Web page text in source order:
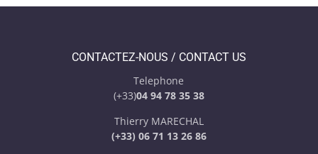
CONTACTEZ-NOUS / CONTACT US
Telephone
(+33)04 94 78 35 38
Thierry MARECHAL
(+33) 06 71 13 26 86